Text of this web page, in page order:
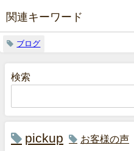
関連キーワード
ブログ
検索
pickup お客様の声